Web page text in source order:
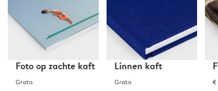
Foto op zachte kaft
Gratis
Linnen kaft
Gratis €